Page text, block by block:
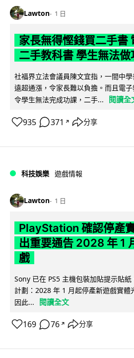
Lawton 1 日
家長無得慳錢買二手書
二手教科書 學生無法做
社福界立法會議員陳文宜指，一間中
遠超通漲，令家長難以負擔。而且電
令學生無法完成功課，二手...
閱讀全
935 371 ↗ 分享
科技娛樂 遊戲情報
Lawton 1 日
PlayStation 確認停產
出重要通告 2028 年 1
戲
Sony 已在 PS5 主機包裝加貼提示貼
計劃：2028 年 1 月起停產新遊戲實體
因此...
閱讀全文
169 76 ↗ 分享